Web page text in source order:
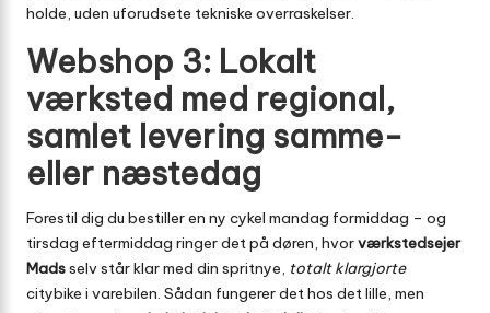
holde, uden uforudsete tekniske overraskelser.
Webshop 3: Lokalt
værksted med regional,
samlet levering samme-
eller næstedag
Forestil dig du bestiller en ny cykel mandag formiddag – og
tirsdag eftermiddag ringer det på døren, hvorværkstedsejer
Madsselv står klar med din spritnye, totalt klargjorte
citybike i varebilen. Sådan fungerer det hos det lille, men